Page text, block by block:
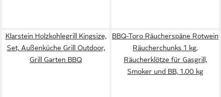
Klarstein Holzkohlegrill Kingsize,
Set, Außenküche Grill Outdoor,
Grill Garten BBQ
BBQ-Toro Räucherspäne Rotwein
Räucherchunks 1 kg,
Räucherklötze für Gasgrill,
Smoker und BB, 1.00 kg